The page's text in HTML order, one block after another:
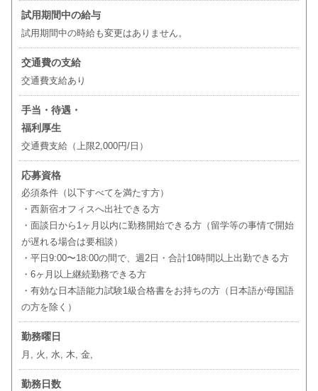
試用期間中の給与
試用期間中の時給も変更はありません。
交通費の支給
交通費支給あり
手当・待遇・
福利厚生
交通費支給（上限2,000円/日）
応募資格
必須条件（以下すべてを満たす方）
・西新宿オフィスへ出社できる方
・面談日から1ヶ月以内に勤務開始できる方（留学等の事情で開始
が遅れる場合は要相談）
・平日9:00〜18:00の間で、週2日・合計10時間以上出勤できる方
・6ヶ月以上継続勤務できる方
・有効な日本語能力試験1級合格書をお持ちの方（日本語が母国語
の方を除く）
勤務曜日
月, 火, 水, 木, 金,
勤務日数